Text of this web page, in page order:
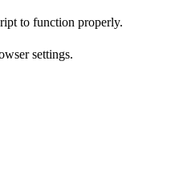
to function properly.
settings.